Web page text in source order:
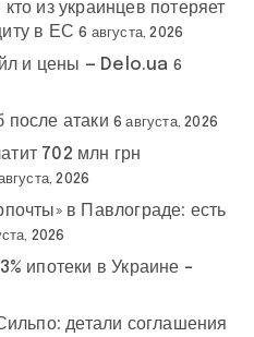
из украинцев потеряет
в ЕС 6 августа, 2026
и цены — Delo.ua 6
атаки 6 августа, 2026
702 млн грн
2026
в Павлограде: есть
2026
ипотеки в Украине –
детали соглашения